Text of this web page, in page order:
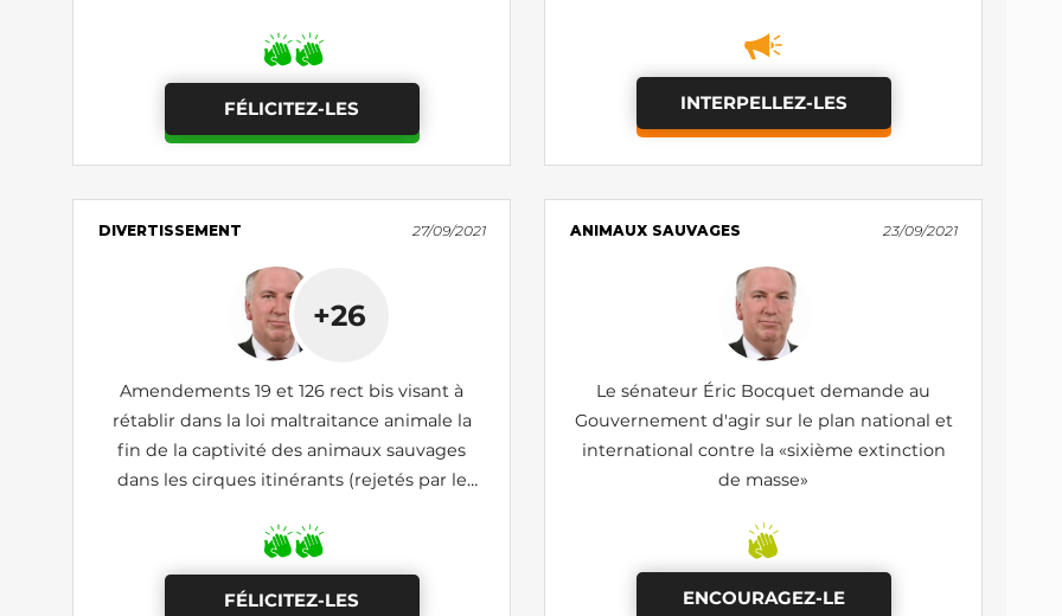
FÉLICITEZ-LES INTERPELLEZ-LES
DIVERTISSEMENT 27/09/2021
+26
Amendements 19 et 126 rect bis visant à
rétablir dans la loi maltraitance animale la
fin de la captivité des animaux sauvages
dans les cirques itinérants (rejetés par le
FÉLICITEZ-LES
ANIMAUX SAUVAGES 23/09/2021
Le sénateur Éric Bocquet demande au
Gouvernement d'agir sur le plan national et
international contre la «sixième extinction
de masse»
ENCOURAGEZ-LE